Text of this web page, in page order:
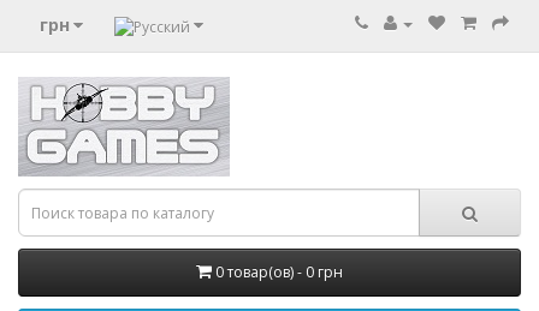
грн
0 товар(ов) - 0 грн